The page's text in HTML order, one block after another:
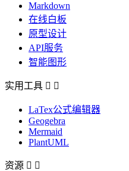
Markdown
在线白板
原型设计
API服务
智能图形
实用工具  
LaTex公式编辑器
Geogebra
Mermaid
PlantUML
资源  